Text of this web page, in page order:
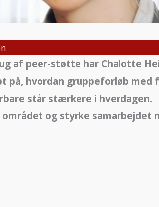
af peer-støtte har Chalotte
på, hvordan gruppeforløb med
står stærkere i hverdagen.
og styrke samarbejdet